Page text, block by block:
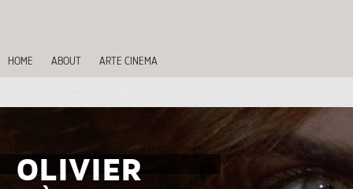
HOME ABOUT ARTE CINEMA
OLIVIER